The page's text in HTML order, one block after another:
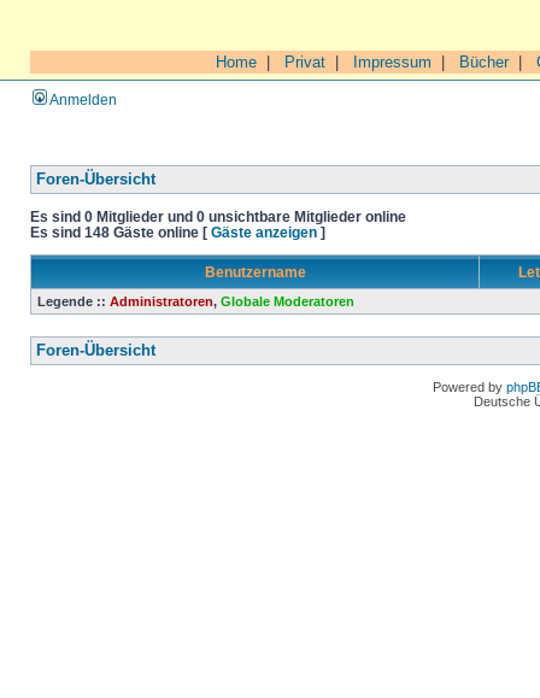
Home Privat Impressum Bücher|
Anmelden
Foren-Übersicht
Es sind 0 Mitglieder und 0 unsichtbare Mitglieder online
Es sind 148 Gäste online [ Gäste anzeigen ]
Benutzername
Legende :: Administratoren, Globale Moderatoren
Foren-Übersicht
Powered by
Deutsche